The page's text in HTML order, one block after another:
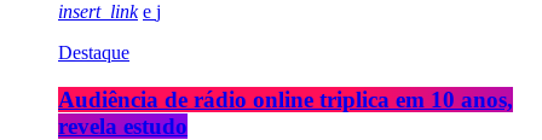
insert_link
Destaque
Audiência de rádio online triplica em 10 anos,
revela estudo